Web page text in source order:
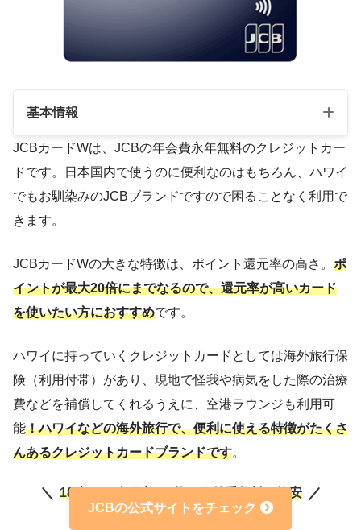
基本情報
年会費 永年無料
ポイント還元率
1.0％～10.5％
※還元率は交換商品によ
家族カード 永年無料
海外旅行傷害保険（利用
付帯）など
公式サイトをご確認くだ
JCBカードWは、JCBの年会費永年無料のクレジットカー
ドです。日本国内で使うのに便利なのはもちろん、ハワイ
でもお馴染みのJCBブランドですので困ることなく利用で
きます。
JCBカードWの大きな特徴は、ポイント還元率の高さ。 ポ
イントが最大20倍にまでなるので、還元率が高いカード
を使いたい方におすすめです。
ハワイに持っていくクレジットカードとしては海外旅行保
険（利用付帯）があり、現地で怪我や病気をした際の治療
費などを補償してくれるうえに、空港ラウンジも利用可
能！ハワイなどの海外旅行で、便利に使える特徴がたくさ
んあるクレジットカードブランドです。
18歳〜39歳限定の1枚！
海外手数料が格安
JCBの公式サイトをチェック